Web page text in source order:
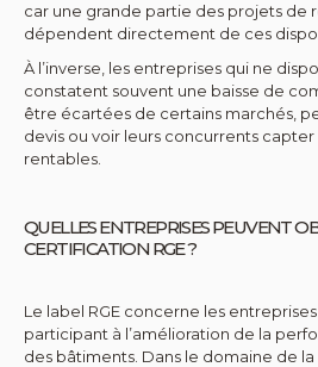
car une grande partie des projets de
dépendent directement de ces
À l’inverse, les entreprises qui ne
constatent souvent une baisse de
être écartées de certains marchés,
devis ou voir leurs concurrents capter
rentables.
QUELLES ENTREPRISES PEUVENT
CERTIFICATION RGE ?
Le label RGE concerne les
participant à l’amélioration de la
des bâtiments. Dans le domaine de